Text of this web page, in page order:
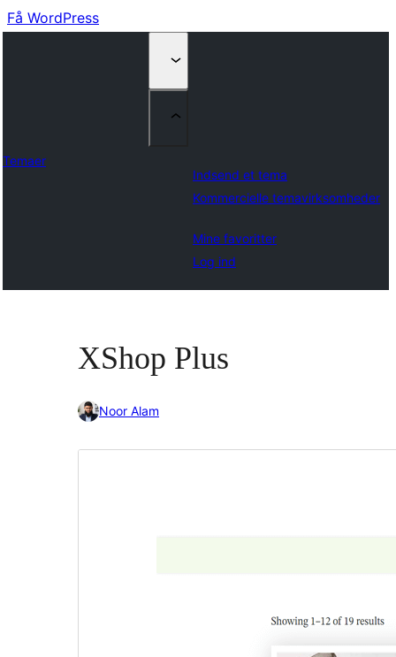
Få WordPress
Temaer
Indsend et tema
Kommercielle temavirksomheder
Mine favoritter
Log ind
XShop Plus
Noor Alam